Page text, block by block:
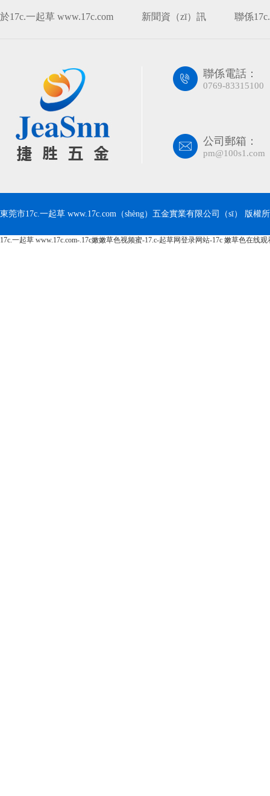
於17c.一起草 www.17c.com 新聞資（zī）訊 聯係
聯係電話：
0769-83315100
公司郵箱：
pm@100s1.com
東莞市17c.一起草 www.17c.com（shèng）五金實業有限公司（sī） 版權
17c.一起草 www.17c.com-.17c嫩嫩草色视频蜜-17.c-起草网登录网站-17c 嫩草色在线观